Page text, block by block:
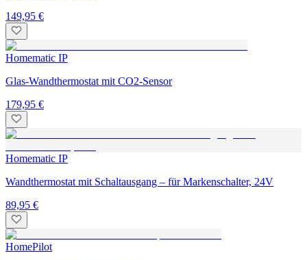
149,95 €
Homematic IP
Glas-Wandthermostat mit CO2-Sensor
179,95 €
Homematic IP
Wandthermostat mit Schaltausgang – für Markenschalter, 24V
89,95 €
HomePilot